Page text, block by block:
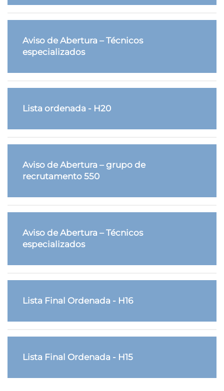
Aviso de Abertura – Técnicos
especializados
Lista ordenada - H20
Aviso de Abertura – grupo de
recrutamento 550
Aviso de Abertura – Técnicos
especializados
Lista Final Ordenada - H16
Lista Final Ordenada - H15